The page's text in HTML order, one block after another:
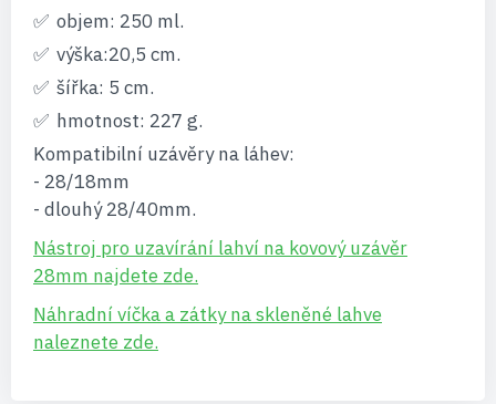
obrázkyobjem: 250 ml.
výška:20,5 cm.
šířka: 5 cm.
hmotnost: 227 g.
Kompatibilní uzávěry na láhev:
- 28/18mm
- dlouhý 28/40mm.
Nástroj pro uzavírání lahví na kovový uzávěr
28mm najdete zde.
Náhradní víčka a zátky na skleněné lahve
naleznete zde.